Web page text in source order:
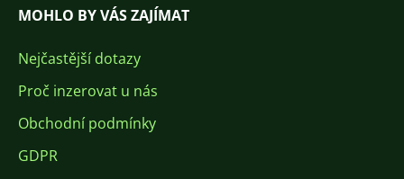
MOHLO BY VÁS ZAJÍMAT
Nejčastější dotazy
Proč inzerovat u nás
Obchodní podmínky
GDPR